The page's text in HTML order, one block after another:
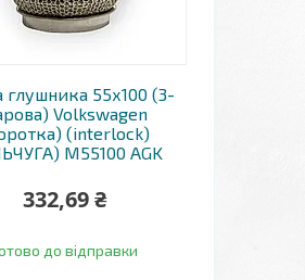
глушника 55х100 (3-
Volkswagen
(interlock)
M55100 AGK
332,69 ₴
до відправки